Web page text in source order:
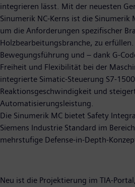
integrieren lässt. Mit der neuesten
Sinumerik NC-Kerns ist die
um die Anforderungen spezifischer
Holzbearbeitungsbranche, zu
Bewegungsführung und – dank G-
Freiheit und Flexibilität bei der
integrierte Simatic-Steuerung S7-
Reaktionsgeschwindigkeit und
Automatisierungsleistung.
Die Sinumerik MC bietet Safety
Siemens Industrie Standard im
mehrstufige Defense-in-Depth-
Neu ist die Projektierung im TIA-